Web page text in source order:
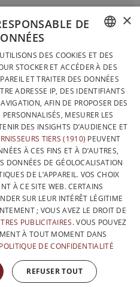
FRENCH
DUTCH
ENGLISH
×
DE
DES COOKIES ET DES
STOCKER ET ACCÉDER À DES
ET TRAITER DES DONNÉES
ADRESSE IP, DES IDENTIFIANTS
AFIN DE PROPOSER DES
MESURER LES
DES INSIGHTS D’AUDIENCE ET
TIERS (1910) PEUVENT
À CES FINS ET À D’AUTRES,
DONNÉES DE GÉOLOCALISATION
DE L’APPAREIL. VOS CHOIX
À CE SITE WEB. CERTAINS
SUR LEUR INTÉRÊT LÉGITIME
; VOUS AVEZ LE DROIT DE
PUBLICITAIRES. VOUS POUVEZ
À TOUT MOMENT DANS
POLITIQUE DE CONFIDENTIALITÉ
REFUSER TOUT